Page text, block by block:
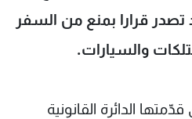
تصدر قرارا بمنع من السفر
والسيارات.
الدائرة القانونية